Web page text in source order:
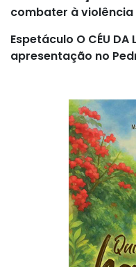
combater à
Espetáculo O CÉU DA
apresentação no